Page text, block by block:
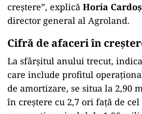
creștere”, explică Horia Cardoș
director general al Agroland.
ad